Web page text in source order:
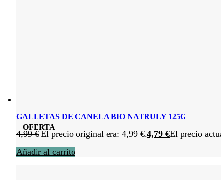
OFERTA
GALLETAS DE CANELA BIO NATRULY 125G
4,99€ El precio original era: 4,99 €.4,79 €El precio
Añadir al carrito